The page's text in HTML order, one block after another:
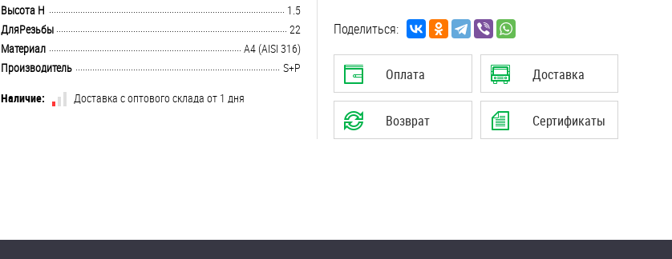
........................................................................................................................................................................................................
Высота H
1.5
........................................................................................................................................................................................................
ДляРезьбы
22
........................................................................................................................................................................................................
Материал
A4 (AISI 316)
........................................................................................................................................................................................................
Производитель
S+P
Наличие:
Доставка с оптового склада от 1 дня
Поделиться:
Оплата Доставка
Возврат Сертификаты